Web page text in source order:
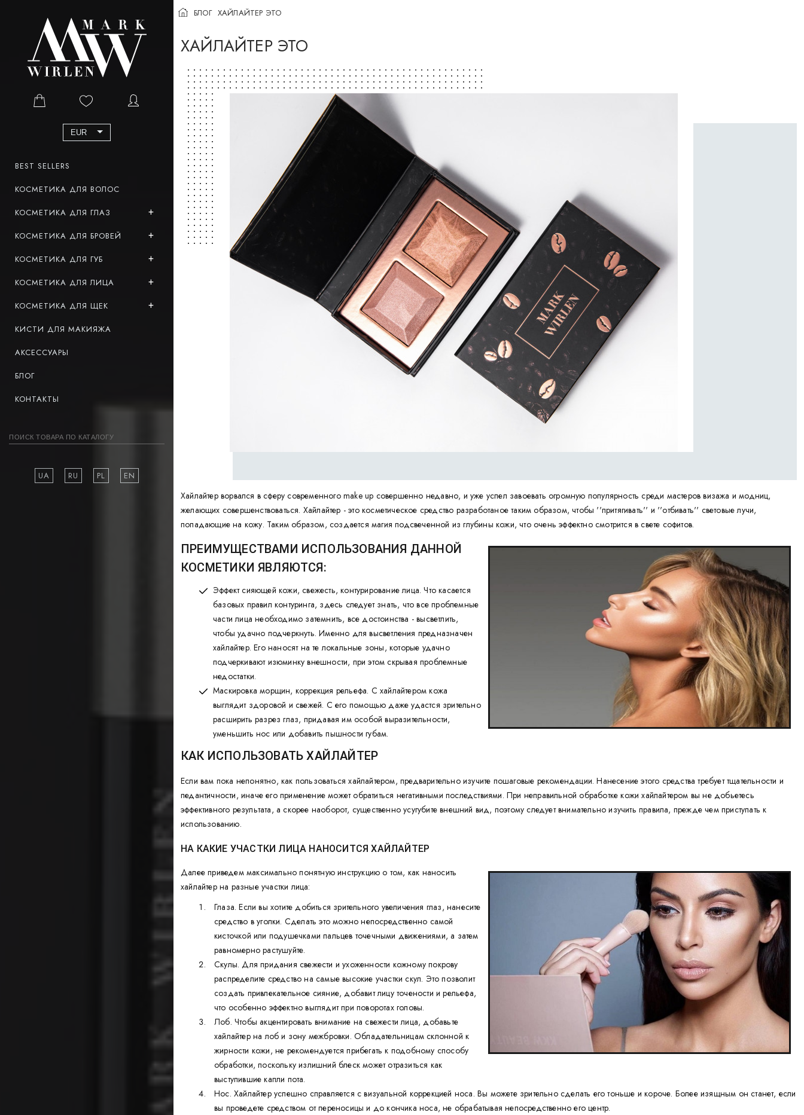
EUR
BEST SELLERS
КОСМЕТИКА ДЛЯ ВОЛОС
КОСМЕТИКА ДЛЯ ГЛАЗ
КОСМЕТИКА ДЛЯ БРОВЕЙ
КОСМЕТИКА ДЛЯ ГУБ
КОСМЕТИКА ДЛЯ ЛИЦА
КОСМЕТИКА ДЛЯ ЩЕК
КИСТИ ДЛЯ МАКИЯЖА
АКСЕССУАРЫ
БЛОГ
КОНТАКТЫ
UA RU PL EN
БЛОГ ХАЙЛАЙТЕР ЭТО
ХАЙЛАЙТЕР ЭТО
Хайлайтер ворвался в сферу современного make up совершенно недавно, и уже успел завоевать огромную популярность среди мастеров визажа и модниц,
желающих совершенствоваться. Хайлайтер - это косметическое средство разработаное таким образом, чтобы ''притягивать'' и ''отбивать'' световые лучи,
попадающие на кожу. Таким образом, создается магия подсвеченной из глубины кожи, что очень эффектно смотрится в свете софитов.
ПРЕИМУЩЕСТВАМИ ИСПОЛЬЗОВАНИЯ ДАННОЙ
КОСМЕТИКИ ЯВЛЯЮТСЯ:
Эффект сияющей кожи, свежесть, контурирование лица. Что касается
базовых правил контуринга, здесь следует знать, что все проблемные
части лица необходимо затемнить, все достоинства - высветлить,
чтобы удачно подчеркнуть. Именно для высветления предназначен
хайлайтер. Его наносят на те локальные зоны, которые удачно
подчеркивают изюминку внешности, при этом скрывая проблемные
недостатки.
Маскировка морщин, коррекция рельефа. С хайлайтером кожа
выглядит здоровой и свежей. С его помощью даже удастся зрительно
расширить разрез глаз, придавая им особой выразительности,
уменьшить нос или добавить пышности губам.
КАК ИСПОЛЬЗОВАТЬ ХАЙЛАЙТЕР
Если вам пока непонятно, как пользоваться хайлайтером, предварительно изучите пошаговые рекомендации. Нанесение этого средства требует тщательности и
педантичности, иначе его применение может обратиться негативными последствиями. При неправильной обработке кожи хайлайтером вы не добьетесь
эффективного результата, а скорее наоборот, существенно усугубите внешний вид, поэтому следует внимательно изучить правила, прежде чем приступать к
использованию.
НА КАКИЕ УЧАСТКИ ЛИЦА НАНОСИТСЯ ХАЙЛАЙТЕР
Далее приведем максимально понятную инструкцию о том, как наносить
хайлайтер на разные участки лица:
Глаза. Если вы хотите добиться зрительного увеличения глаз, нанесите
средство в уголки. Сделать это можно непосредственно самой
кисточкой или подушечками пальцев точечными движениями, а затем
равномерно растушуйте.
Скулы. Для придания свежести и ухоженности кожному покрову
распределите средство на самые высокие участки скул. Это позволит
создать привлекательное сияние, добавит лицу точености и рельефа,
что особенно эффектно выглядит при поворотах головы.
Лоб. Чтобы акцентировать внимание на свежести лица, добавьте
хайлайтер на лоб и зону межбровки. Обладательницам склонной к
жирности кожи, не рекомендуется прибегать к подобному способу
обработки, поскольку излишний блеск может отразиться как
выступившие капли пота.
Нос. Хайлайтер успешно справляется с визуальной коррекцией носа. Вы можете зрительно сделать его тоньше и короче. Более изящным он станет, если
вы проведете средством от переносицы и до кончика носа, не обрабатывая непосредственно его центр.